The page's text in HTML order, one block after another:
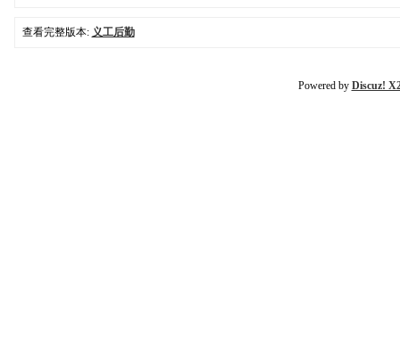
查看完整版本: 义工后勤
Powered by Discuz!